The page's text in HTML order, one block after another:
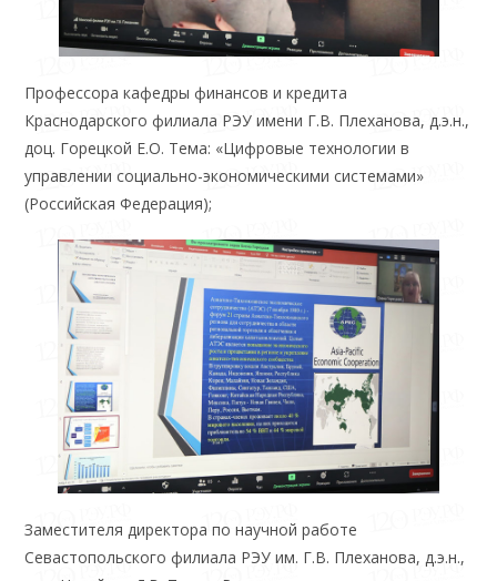
Профессора кафедры финансов и кредита
Краснодарского филиала РЭУ имени Г.В. Плеханова, д.э.н.,
доц. Горецкой Е.О. Тема: «Цифровые технологии в
управлении социально-экономическими системами»
(Российская Федерация);
Заместителя директора по научной работе
Севастопольского филиала РЭУ им. Г.В. Плеханова, д.э.н.,